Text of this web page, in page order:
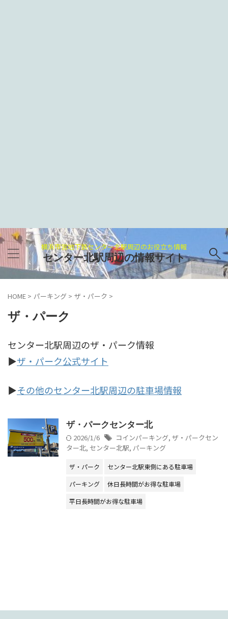
横浜市営地下鉄センター北駅周辺のお役立ち情報
センター北駅周辺の情報サイト
HOME > パーキング > ザ・パーク >
ザ・パーク
センター北駅周辺のザ・パーク情報
▶ザ・パーク公式サイト
▶その他のセンター北駅周辺の駐車場情報
ザ・パークセンター北
2026/1/6
コインパーキング, ザ・パークセン
ター北, センター北駅, パーキング
ザ・パーク
センター北駅東側にある駐車場
パーキング
休日長時間がお得な駐車場
平日長時間がお得な駐車場